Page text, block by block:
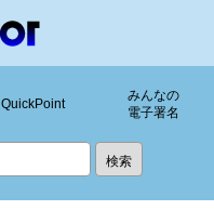
QuickPoint
みんなの
電子署名